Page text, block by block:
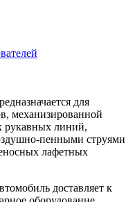
для
механизированной
рукавных линий,
пенными струями
лафетных
доставляет к